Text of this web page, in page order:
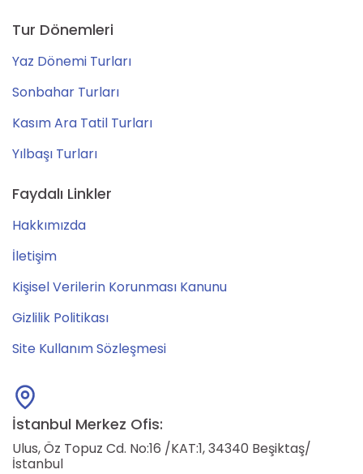
Tur Dönemleri
Yaz Dönemi Turları
Sonbahar Turları
Kasım Ara Tatil Turları
Yılbaşı Turları
Faydalı Linkler
Hakkımızda
İletişim
Kişisel Verilerin Korunması Kanunu
Gizlilik Politikası
Site Kullanım Sözleşmesi
İstanbul Merkez Ofis:
Ulus, Öz Topuz Cd. No:16 /KAT:1, 34340 Beşiktaş/
İstanbul